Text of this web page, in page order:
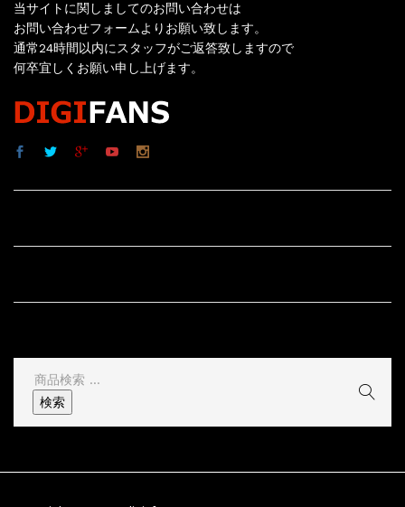
当サイトに関しましてのお問い合わせは
お問い合わせフォームよりお願い致します。
通常24時間以内にスタッフがご返答致しますので
何卒宜しくお願い申し上げます。
検
索
結
検索